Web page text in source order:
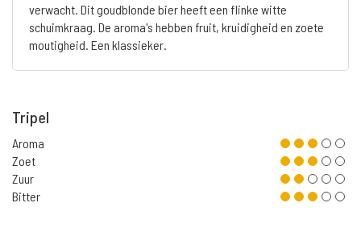
verwacht. Dit goudblonde bier heeft een flinke witte
schuimkraag. De aroma's hebben fruit, kruidigheid en zoete
moutigheid. Een klassieker.
Tripel
Aroma
Zoet
Zuur
Bitter